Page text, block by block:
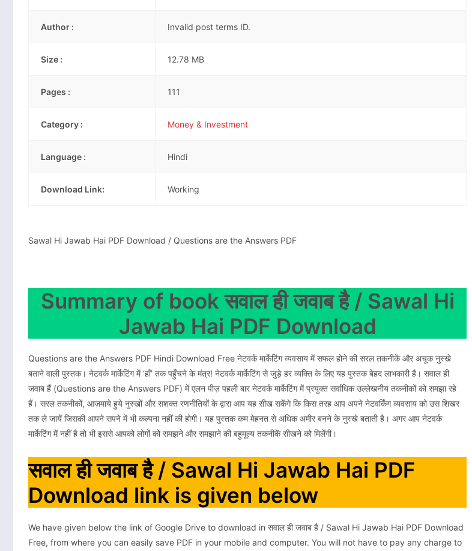
Author : Invalid post terms ID.
Size : 12.78 MB
Pages : 111
Category : Money & Investment
Language : Hindi
Download Link: Working
Sawal Hi Jawab Hai PDF Download / Questions are the Answers PDF
Summary of book सवाल ही जवाब है / Sawal Hi
Jawab Hai PDF Download
Questions are the Answers PDF Hindi Download Free नेटवर्क मार्केटिंग व्यवसाय में सफल होने की सरल तकनीकें और अचूक नुस्खे
बताने वाली पुस्तक। नेटवर्क मार्केटिंग में ‘हाँ’ तक पहुँचने के मंत्र! नेटवर्क मार्केटिंग से जुड़े हर व्यक्ति के लिए यह पुस्तक बेहद लाभकारी है। सवाल ही
जवाब हैं (Questions are the Answers PDF) में एलन पीज़ पहली बार नेटवर्क मार्केटिंग में प्रयुक्त सर्वाधिक उल्लेखनीय तकनीकों को समझा रहे
हैं। सरल तकनीकों, आज़माये हुये नुस्खों और सशक्त रणनीतियों के द्वारा आप यह सीख सकेंगे कि किस तरह आप अपने नेटवर्किंग व्यवसाय को उस शिखर
तक ले जायें जिसकी आपने सपने में भी कल्पना नहीं की होगी। यह पुस्तक कम मेहनत से अधिक अमीर बनने के नुस्खे बताती है। अगर आप नेटवर्क
मार्केटिंग में नहीं है तो भी इससे आपको लोगों को समझने और समझाने की बहुमूल्य तकनीकें सीखने को मिलेंगी।
सवाल ही जवाब है / Sawal Hi Jawab Hai PDF
Download link is given below
We have given below the link of Google Drive to download in सवाल ही जवाब है / Sawal Hi Jawab Hai PDF Download
Free, from where you can easily save PDF in your mobile and computer. You will not have to pay any charge to